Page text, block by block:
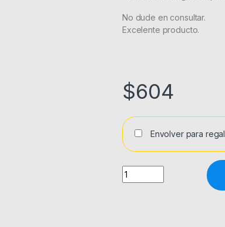
No dude en consultar.
Excelente producto.
$604
Envolver para
Quantity